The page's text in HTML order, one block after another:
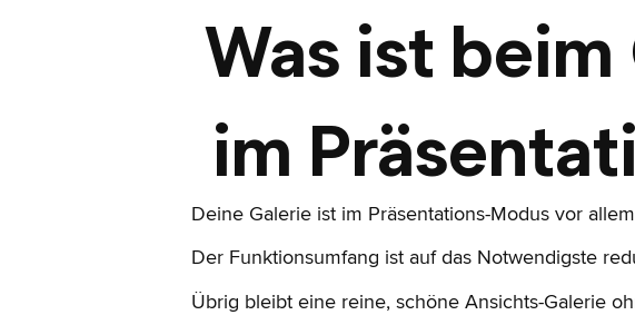
Was ist
im
Deine Galerie ist im Präsentations-Modus vor
Der Funktionsumfang ist auf das Notwendigste
Übrig bleibt eine reine, schöne Ansichts-Galerie